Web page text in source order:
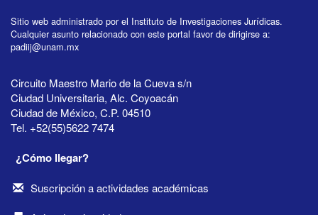
Sitio web administrado por el Instituto de Investigaciones Jurídicas.
Cualquier asunto relacionado con este portal favor de dirigirse a:
padiij@unam.mx
Circuito Maestro Mario de la Cueva s/n
Ciudad Universitaria, Alc. Coyoacán
Ciudad de México, C.P. 04510
Tel. +52(55)5622 7474
¿Cómo llegar?
Suscripción a actividades académicas